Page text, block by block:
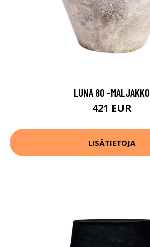
LUNA 80 -MALJAKKO
421 EUR
LISÄTIETOJA